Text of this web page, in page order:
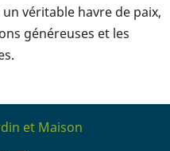
véritable havre de paix,
généreuses et les
et Maison